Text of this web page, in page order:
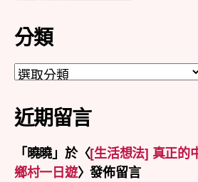
分類
分
近期留言
「曉曉」於〈[生活想法] 真正的
鄉村一日遊〉發佈留言